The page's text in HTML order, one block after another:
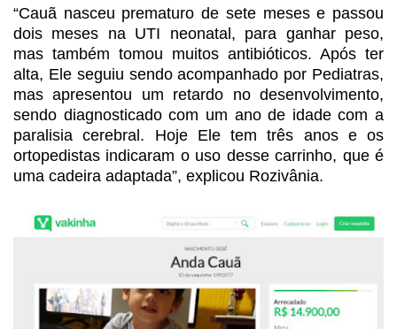
“Cauã nasceu prematuro de setemeses e passou
dois meses na UTI neonatal, para ganhar peso,
mas também tomou muitos antibióticos. Após ter
alta, Ele seguiu sendo acompanhado por Pediatras,
mas apresentou um retardo no desenvolvimento,
sendo diagnosticado com um ano de idade com a
paralisia cerebral. Hoje Ele tem três anos e os
ortopedistas indicaram o uso desse carrinho, que é
uma cadeira adaptada”, explicou Rozivânia.